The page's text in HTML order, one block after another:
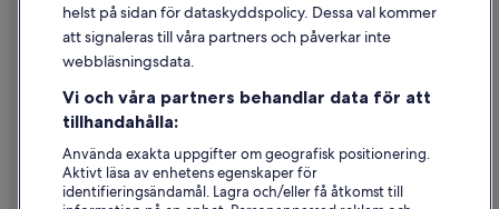
Hjälp
Avboka eller ändra din bokning
Återbetalningsprocess och tidslinjer
Boka ett flyg med flygbolagskredit
helst på sidan för dataskyddspolicy. Dessa val kommer
att signaleras till våra partners och påverkar inte
webbläsningsdata.
Vi och våra partners behandlar data för att
tillhandahålla:
Använda exakta uppgifter om geografisk positionering.
Aktivt läsa av enhetens egenskaper för
identifieringsändamål. Lagra och/eller få åtkomst till